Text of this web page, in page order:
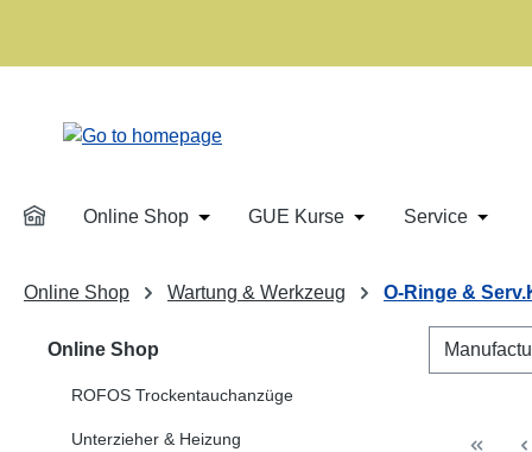
Online Shop Open or close the dropdown menu
GUE Kurse Open or close the
Service Open
Online Shop Wartung & Werkzeug O-Ringe &
Online Shop
ROFOS Trockentauchanzüge
Unterzieher & Heizung